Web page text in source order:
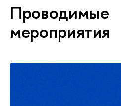
Проводимые
мероприятия